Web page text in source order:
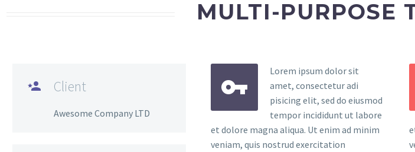
MULTI-PURPOSE
 Client
Awesome Company LTD


Lorem ipsum dolor sit
amet, consectetur adi
pisicing elit, sed do eiusmod
tempor incididunt ut labore
et dolore magna aliqua. Ut enim ad minim
veniam, quis nostrud exercitation